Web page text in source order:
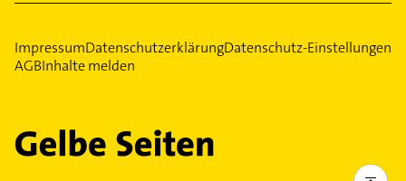
ImpressumDatenschutzerklärungDatenschutz-Einstellungen
AGBInhalte melden